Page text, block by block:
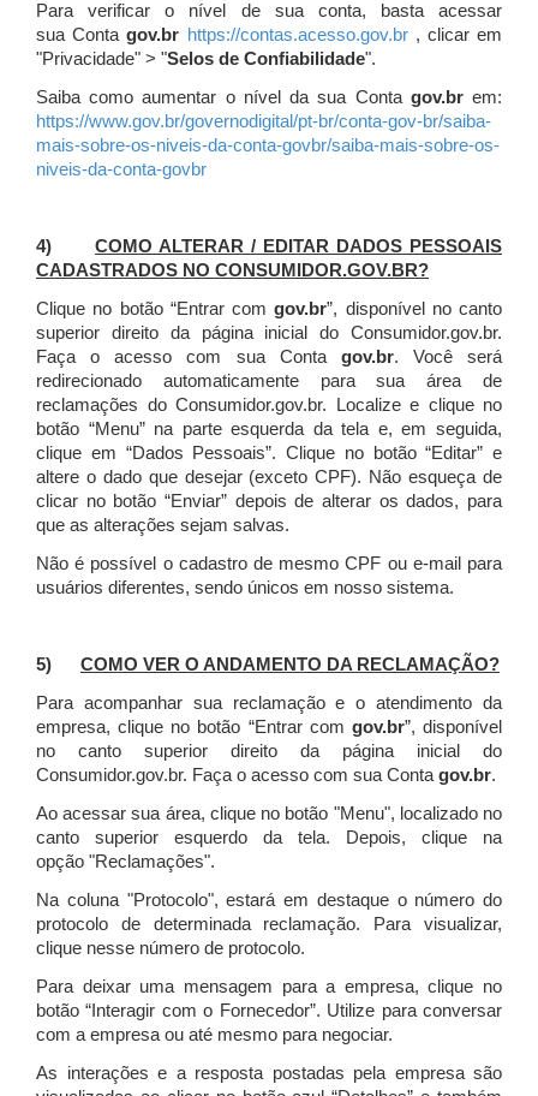
Para verificar o nível de sua conta, basta acessar
sua Contagov.br https://contas.acesso.gov.br, clicar em
"Privacidade" > "Selos de Confiabilidade".
Saiba como aumentar o nível da sua Conta gov.brem:
https://www.gov.br/governodigital/pt-br/conta-gov-br/saiba-
mais-sobre-os-niveis-da-conta-govbr/saiba-mais-sobre-os-
niveis-da-conta-govbr
4) COMO ALTERAR / EDITAR DADOS PESSOAIS
CADASTRADOS NO CONSUMIDOR.GOV.BR?
Clique no botão “Entrar comgov.br”, disponível no canto
superior direito da página inicial do Consumidor.gov.br.
Faça o acesso com sua Conta gov.br. Você será
redirecionado automaticamente para sua área de
reclamações do Consumidor.gov.br.
Localize e clique no
botão “Menu” na parte esquerda da tela e, em seguida,
clique em “Dados Pessoais”. Clique no botão “Editar” e
altere o dado que desejar (exceto CPF). Não esqueça de
clicar no botão “Enviar” depois de alterar os dados, para
que as alterações sejam salvas.
Não é possível o cadastro de mesmo CPF ou e-mail para
usuários diferentes, sendo únicos em nosso sistema.
5) COMO VER O ANDAMENTO DA RECLAMAÇÃO?
Para acompanhar sua reclamação e o atendimento da
empresa, clique no botão “Entrar com gov.br”, disponível
no canto superior direito da página inicial do
Consumidor.gov.br. Faça o acesso com sua Contagov.br.
Ao acessar sua área, clique no botão "Menu", localizado no
canto superior esquerdo da tela. Depois, clique na
opção "Reclamações".
Na coluna "Protocolo", estará em destaque o número do
protocolo de determinada reclamação. Para visualizar,
clique nesse número de protocolo.
Para deixar uma mensagem para a empresa, clique no
botão “Interagir com o Fornecedor”. Utilize para conversar
com a empresa ou até mesmo para negociar.
As interações e a resposta postadas pela empresa são